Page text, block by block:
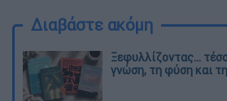
Διαβάστε ακόμη
Ξεφυλλίζοντας...
γνώση, τη φύση και